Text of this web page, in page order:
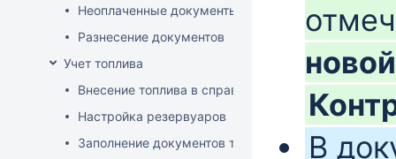
Неоплаченные документы
Разнесение документов
Учет топлива
Внесение топлива в справочник товаров
Настройка резервуаров
Заполнение документов товародвижения
В